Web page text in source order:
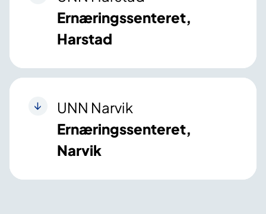
Ernæringssenteret,
Harstad
UNN Narvik
Ernæringssenteret,
Narvik